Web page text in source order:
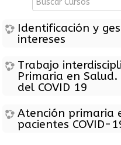
Cursos
Identificación y
intereses
Trabajo
Primaria en
del COVID 19
Atención primaria
pacientes COVID-